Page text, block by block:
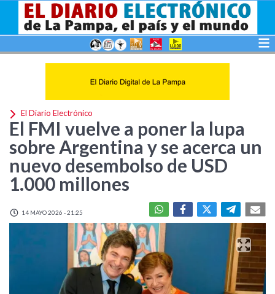
El Diario Electrónico
El FMI vuelve a poner la lupa
sobre Argentina y se acerca un
nuevo desembolso de USD
1.000 millones
14 MAYO 2026 - 21:25